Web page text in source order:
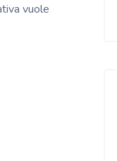
vuole